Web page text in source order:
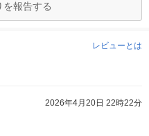
報告する
レビューとは
2026年4月20日 22時22分